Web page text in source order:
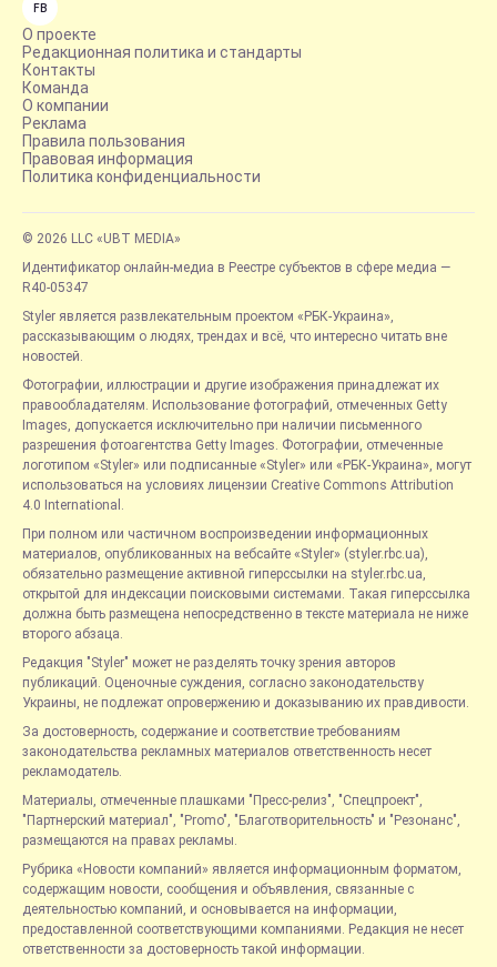
FB
О проекте
Редакционная политика и стандарты
Контакты
Команда
О компании
Реклама
Правила пользования
Правовая информация
Политика конфиденциальности
© 2026 LLC «UBT MEDIA»
Идентификатор онлайн-медиа в Реестре субъектов в сфере медиа —
R40-05347
Styler является развлекательным проектом «РБК-Украина»,
рассказывающим о людях, трендах и всё, что интересно читать вне
новостей.
Фотографии, иллюстрации и другие изображения принадлежат их
правообладателям. Использование фотографий, отмеченных Getty
Images, допускается исключительно при наличии письменного
разрешения фотоагентства Getty Images. Фотографии, отмеченные
логотипом «Styler» или подписанные «Styler» или «РБК-Украина», могут
использоваться на условиях лицензии Creative Commons Attribution
4.0 International.
При полном или частичном воспроизведении информационных
материалов, опубликованных на вебсайте «Styler» (styler.rbc.ua),
обязательно размещение активной гиперссылки на styler.rbc.ua,
открытой для индексации поисковыми системами. Такая гиперссылка
должна быть размещена непосредственно в тексте материала не ниже
второго абзаца.
Редакция "Styler" может не разделять точку зрения авторов
публикаций. Оценочные суждения, согласно законодательству
Украины, не подлежат опровержению и доказыванию их правдивости.
За достоверность, содержание и соответствие требованиям
законодательства рекламных материалов ответственность несет
рекламодатель.
Материалы, отмеченные плашками "Пресс-релиз", "Спецпроект",
"Партнерский материал", "Promo", "Благотворительность" и "Резонанс",
размещаются на правах рекламы.
Рубрика «Новости компаний» является информационным форматом,
содержащим новости, сообщения и объявления, связанные с
деятельностью компаний, и основывается на информации,
предоставленной соответствующими компаниями. Редакция не несет
ответственности за достоверность такой информации.